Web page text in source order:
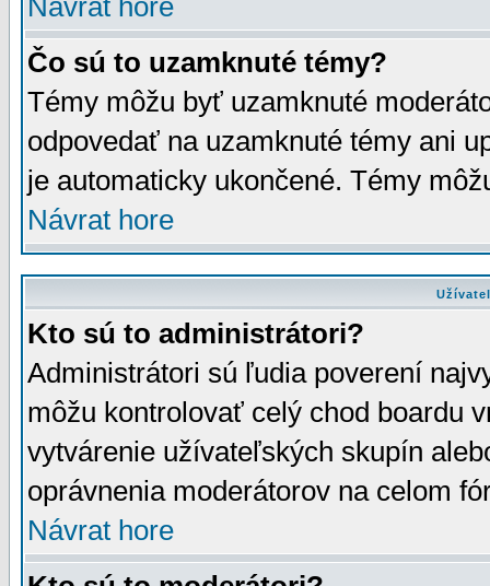
Návrat hore
Čo sú to uzamknuté témy?
Témy môžu byť uzamknuté
odpovedať na uzamknuté témy ani
je automaticky ukončené. Témy
Návrat hore
Kto sú to administrátori?
Administrátori sú ľudia poverení
môžu kontrolovať celý chod boardu
vytvárenie užívateľských skupín
oprávnenia moderátorov na celom
Návrat hore